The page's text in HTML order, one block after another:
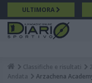
Salta
al
contenuto
principale
ULTIMORA
Breadcrumb
Classifiche e risultati
Andata
Arzachena